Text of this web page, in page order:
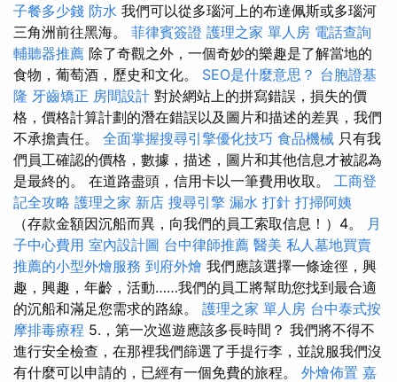
子餐多少錢 防水 我們可以從多瑙河上的布達佩斯或多瑙河
三角洲前往黑海。 菲律賓簽證 護理之家 單人房 電話查詢
輔聽器推薦 除了奇觀之外，一個奇妙的樂趣是了解當地的
食物，葡萄酒，歷史和文化。 SEO是什麼意思？ 台胞證基
隆 牙齒矯正 房間設計 對於網站上的拼寫錯誤，損失的價
格，價格計算計劃的潛在錯誤以及圖片和描述的差異，我們
不承擔責任。 全面掌握搜尋引擎優化技巧 食品機械 只有我
們員工確認的價格，數據，描述，圖片和其他信息才被認為
是最終的。 在道路盡頭，信用卡以一筆費用收取。 工商登
記全攻略 護理之家 新店 搜尋引擎 漏水 打針 打掃阿姨
（存款金額因沉船而異，向我們的員工索取信息！）4。 月
子中心費用 室內設計圖 台中律師推薦 醫美 私人墓地買賣
推薦的小型外燴服務 到府外燴 我們應該選擇一條途徑，興
趣，興趣，年齡，活動……我們的員工將幫助您找到最合適
的沉船和滿足您需求的路線。 護理之家 單人房 台中泰式按
摩排毒療程 5.，第一次巡遊應該多長時間？ 我們將不得不
進行安全檢查，在那裡我們篩選了手提行李，並說服我們沒
有什麼可以申請的，已經有一個免費的旅程。 外燴佈置 嘉